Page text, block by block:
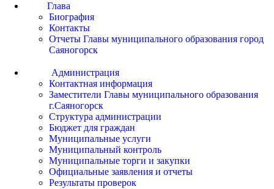
Глава
Биография
Контакты
Отчеты Главы муниципального образования город
Саяногорск
Администрация
Контактная информация
Заместители Главы муниципального образования
г.Саяногорск
Структура администрации
Бюджет для граждан
Муниципальные услуги
Муниципальный контроль
Муниципальные торги и закупки
Официальные заявления и отчеты
Результаты проверок